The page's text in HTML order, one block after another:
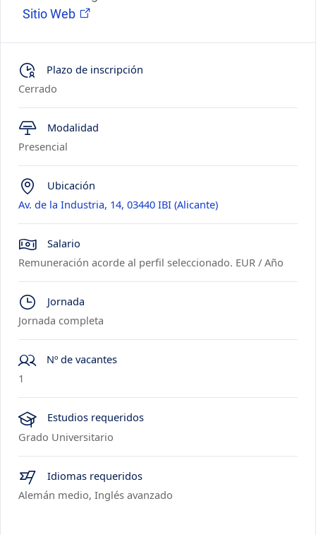
Sitio Web
Plazo de inscripción
Cerrado
Modalidad
Presencial
Ubicación
Av. de la Industria, 14, 03440 IBI (Alicante)
Salario
Remuneración acorde al perfil seleccionado. EUR / Año
Jornada
Jornada completa
Nº de vacantes
1
Estudios requeridos
Grado Universitario
Idiomas requeridos
Alemán medio, Inglés avanzado